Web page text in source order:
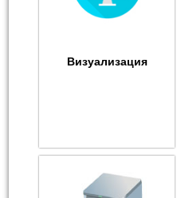
Визуализация